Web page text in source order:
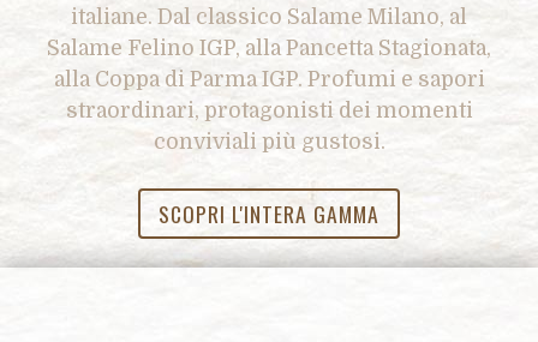
italiane. Dal classico Salame Milano, al
Salame Felino IGP, alla Pancetta Stagionata,
alla Coppa di Parma IGP. Profumi e sapori
straordinari, protagonisti dei momenti
conviviali più gustosi.
SCOPRI L'INTERA GAMMA